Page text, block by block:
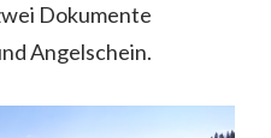
Dokumente
Angelschein.